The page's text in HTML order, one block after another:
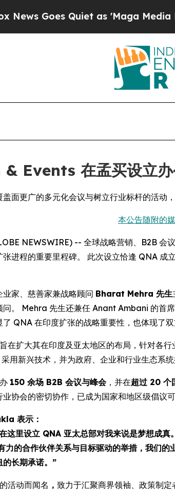
Goes Quiet as 'Maga Media
Events 在孟买设立办
面更广的多元化会议与树立行业标杆的活动
本公告随附的
NEWSWIRE) -- 全球战略营销、B2B
进程的重要里程碑。 此次设立恰逢 QNA
家、慈善家兼战略顾问 Bharat Mehra 先生
问。 Mehra 先生还兼任 Anant Ambani 的首
QNA 在印度扩张的战略重要性，也体现了
在扩大其在印度及亚太地区的布局，针对各
用新兴技术，并为政府、企业和行业生态系
150 余场 B2B 会议与峰会，并在超过 20 个
协会的密切协作，已成为国家和地区级倡议可
表示：
这里设立 QNA 亚太总部对我来说是梦想成
力的合作伙伴关系与目标驱动的举措，我们
长期承诺。”
活动而闻名 ， 致力于汇聚商界领袖、政策制